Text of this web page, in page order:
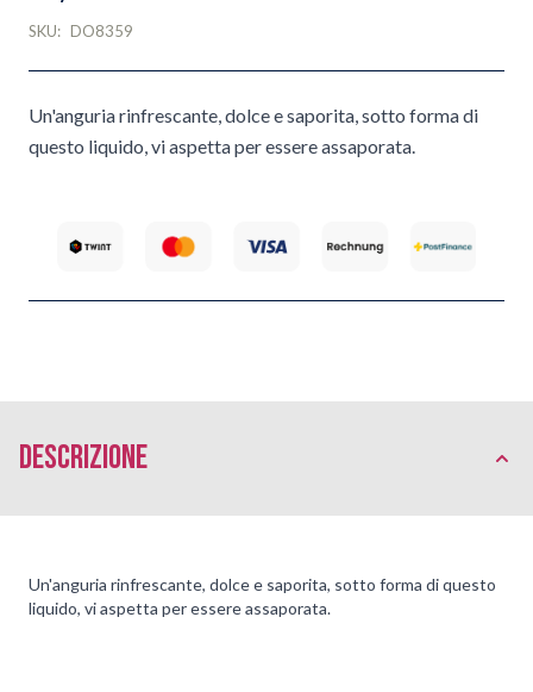
SKU: DO8359
Un'anguria rinfrescante, dolce e saporita, sotto forma di
questo liquido, vi aspetta per essere assaporata.
Descrizione
Un'anguria rinfrescante, dolce e saporita, sotto forma di questo
liquido, vi aspetta per essere assaporata.